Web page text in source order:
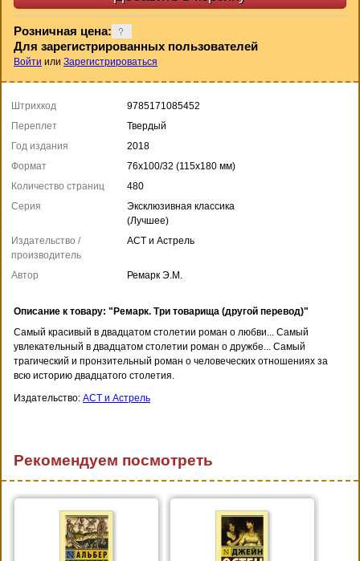
Розничная цена:
Для зарегистрированных пользователей
Войти или Зарегистрироваться
Штрихкод
9785171085452
Переплет
Твердый
Год издания
2018
Формат
76x100/32 (115х180 мм)
Количество страниц
480
Серия
Эксклюзивная классика
(Лучшее)
Издательство /
производитель
АСТ и Астрель
Автор Ремарк Э.М.
Описание к товару: "Ремарк. Три товарища (другой перевод)"
Самый красивый в двадцатом столетии роман о любви... Самый
увлекательный в двадцатом столетии роман о дружбе... Самый
трагический и пронзительный роман о человеческих отношениях за
всю историю двадцатого столетия.
Издательство: АСТ и Астрель
Рекомендуем посмотреть